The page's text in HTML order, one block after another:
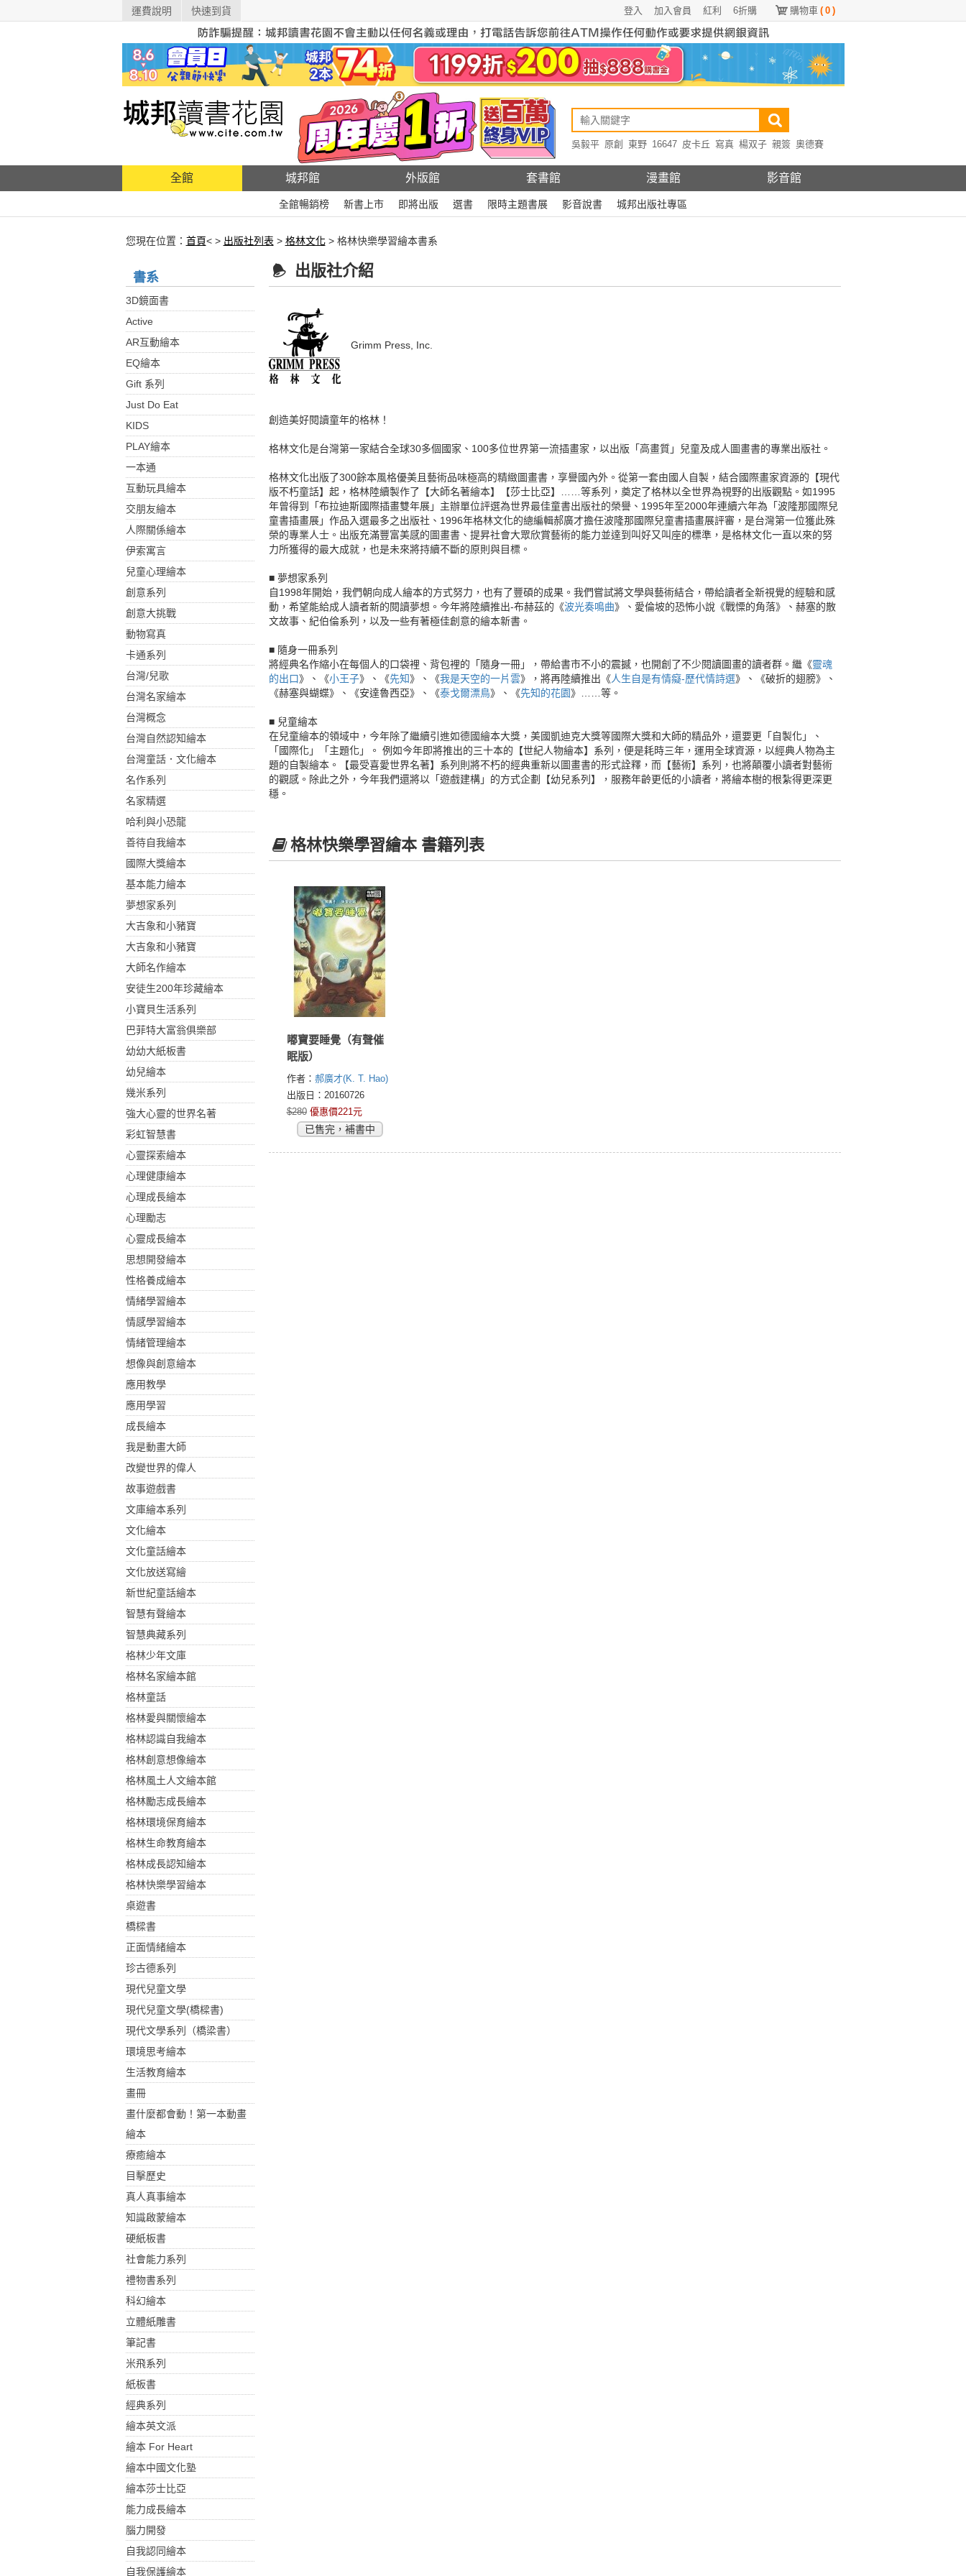
運費說明 快速到貨 購物車 ( 0 )
6折購
紅利
加入會員
登入
吳毅平 原創 東野 16647 皮卡丘 寫真 楊双子 親簽 奧德賽
全館 城邦館 外版館 套書館 漫畫館 影音館
全館暢銷榜 新書上市 即將出版 選書 限時主題書展 影音說書 城邦出版社專區
您現在位置： 首頁< > 出版社列表 > 格林文化> 格林快樂學習繪本書系
書系
3D鏡面書
Active
AR互動繪本
EQ繪本
Gift 系列
Just Do Eat
KIDS
PLAY繪本
一本通
互動玩具繪本
交朋友繪本
人際關係繪本
伊索寓言
兒童心理繪本
創意系列
創意大挑戰
動物寫真
卡通系列
台灣/兒歌
台灣名家繪本
台灣概念
台灣自然認知繪本
台灣童話．文化繪本
名作系列
名家精選
哈利與小恐龍
善待自我繪本
國際大獎繪本
基本能力繪本
夢想家系列
大吉象和小豬寶
大吉象和小豬寶
大師名作繪本
安徒生200年珍藏繪本
小寶貝生活系列
巴菲特大富翁俱樂部
幼幼大紙板書
幼兒繪本
幾米系列
強大心靈的世界名著
彩虹智慧書
心靈探索繪本
心理健康繪本
心理成長繪本
心理勵志
心靈成長繪本
思想開發繪本
性格養成繪本
情緒學習繪本
情感學習繪本
情緒管理繪本
想像與創意繪本
應用教學
應用學習
成長繪本
我是動畫大師
改變世界的偉人
故事遊戲書
文庫繪本系列
文化繪本
文化童話繪本
文化放送寫繪
新世紀童話繪本
智慧有聲繪本
智慧典藏系列
格林少年文庫
格林名家繪本館
格林童話
格林愛與關懷繪本
格林認識自我繪本
格林創意想像繪本
格林風土人文繪本館
格林勵志成長繪本
格林環境保育繪本
格林生命教育繪本
格林成長認知繪本
格林快樂學習繪本
桌遊書
橋樑書
正面情緒繪本
珍古德系列
現代兒童文學
現代兒童文學(橋樑書)
現代文學系列（橋梁書）
環境思考繪本
生活教育繪本
畫冊
畫什麼都會動！第一本動畫
繪本
療癒繪本
目擊歷史
真人真事繪本
知識啟蒙繪本
硬紙板書
社會能力系列
禮物書系列
科幻繪本
立體紙雕書
筆記書
米飛系列
紙板書
經典系列
繪本英文派
繪本 For Heart
繪本中國文化塾
繪本莎士比亞
能力成長繪本
腦力開發
自我認同繪本
自我保護繪本
出版社介紹
Grimm Press, Inc.
創造美好閱讀童年的格林！
格林文化是台灣第一家結合全球30多個國家、100多位世界第一流插畫家，以出版「高畫質」兒童及成人圖畫書的專業出版社。
格林文化出版了300餘本風格優美且藝術品味極高的精緻圖畫書，享譽國內外。從第一套由國人自製，結合國際畫家資源的【現代
版不朽童話】起，格林陸續製作了【大師名著繪本】【莎士比亞】……等系列，奠定了格林以全世界為視野的出版觀點。如1995
年曾得到「布拉迪斯國際插畫雙年展」主辦單位評選為世界最佳童書出版社的榮譽、1995年至2000年連續六年為「波隆那國際兒
童書插畫展」作品入選最多之出版社、1996年格林文化的總編輯郝廣才擔任波隆那國際兒童書插畫展評審，是台灣第一位獲此殊
榮的專業人士。出版充滿豐富美感的圖畫書、提昇社會大眾欣賞藝術的能力並達到叫好又叫座的標準，是格林文化一直以來的努
力所獲得的最大成就，也是未來將持續不斷的原則與目標。
■ 夢想家系列
自1998年開始，我們朝向成人繪本的方式努力，也有了豐碩的成果。我們嘗試將文學與藝術結合，帶給讀者全新視覺的經驗和感
動，希望能給成人讀者新的閱讀夢想。今年將陸續推出-布赫茲的《波光奏鳴曲》、愛倫坡的恐怖小說《戰慄的角落》、赫塞的散
文故事、紀伯倫系列，以及一些有著極佳創意的繪本新書。
■ 隨身一冊系列
將經典名作縮小在每個人的口袋裡、背包裡的「隨身一冊」，帶給書市不小的震撼，也開創了不少閱讀圖畫的讀者群。繼《靈魂
的出口》、《小王子》、《先知》、《我是天空的一片雲》，將再陸續推出《人生自是有情癡-歷代情詩選》、《破折的翅膀》、
《赫塞與蝴蝶》、《安達魯西亞》、《泰戈爾漂鳥》、《先知的花園》……等。
■ 兒童繪本
在兒童繪本的領域中，今年除了繼續引進如德國繪本大獎，美國凱迪克大獎等國際大獎和大師的精品外，還要更「自製化」、
「國際化」「主題化」。 例如今年即將推出的三十本的【世紀人物繪本】系列，便是耗時三年，運用全球資源，以經典人物為主
題的自製繪本。【最受喜愛世界名著】系列則將不朽的經典重新以圖畫書的形式詮釋，而【藝術】系列，也將顛覆小讀者對藝術
的觀感。除此之外，今年我們還將以「遊戲建構」的方式企劃【幼兒系列】，服務年齡更低的小讀者，將繪本樹的根紮得更深更
穩。
格林快樂學習繪本 書籍列表
嘟寶要睡覺（有聲催
眠版）
作者： 郝廣才(K. T. Hao)
出版日：20160726
$280 優惠價221元
已售完，補書中